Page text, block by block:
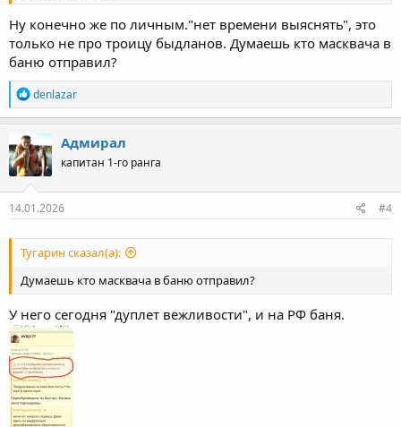
Ну конечно же по личным."нет времени выяснять", это
только не про троицу быдланов. Думаешь кто масквача в
баню отправил?
Р
е
а
к
ц
и
и
:
denlazar
Адмирал
капитан 1-го ранга
14.01.2026 #4
Тугарин сказал(а):
Думаешь кто масквача в баню отправил?
У него сегодня "дуплет вежливости", и на РФ баня.